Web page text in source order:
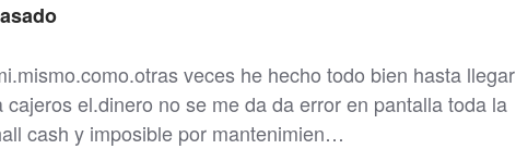
veces he hecho todo bien hasta llegar
el.dinero no se me da da error en pantalla toda la
cash y imposible por mantenimien…